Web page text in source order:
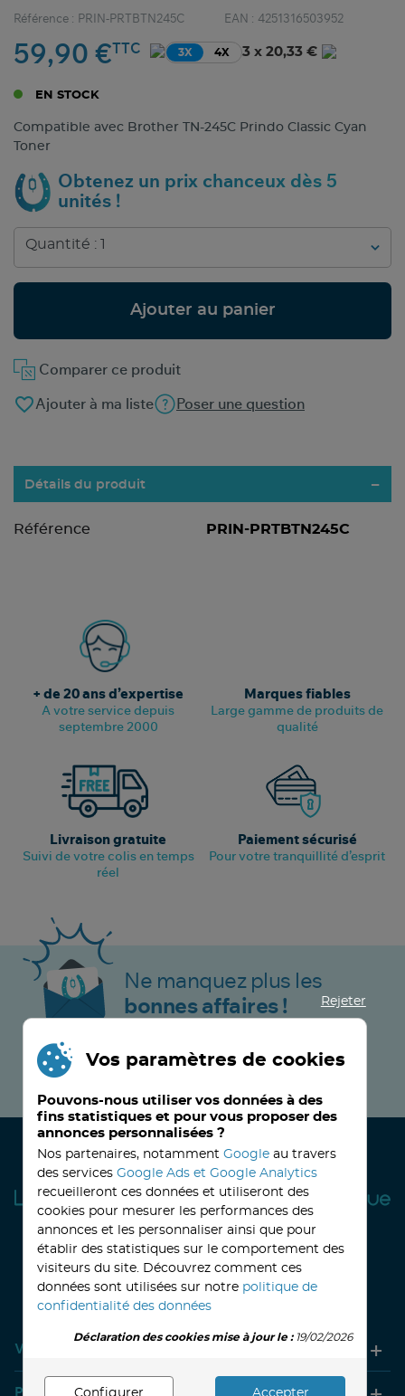
Référence : PRIN-PRTBTN245C EAN : 4251316503952
59,90 €TTC 3X 4X 3 x 20,33 €
EN STOCK
Compatible avec Brother TN-245C Prindo Classic Cyan
Toner
Obtenez un prix chanceux dès 5
unités !
Ajouter au panier
favorite_borderAjouter à ma liste Poser une question
Comparer ce produit
Détails du produit
Référence PRIN-PRTBTN245C
+ de 20 ans d’expertise
A votre service depuis
septembre 2000
Marques fiables
Large gamme de produits de
qualité
Livraison gratuite
Suivi de votre colis en temps
réel
Paiement sécurisé
Pour votre tranquillité d’esprit
Ne manquez plus les
bonnes affaires !
JE M’INSCRIS MAINTENANT !
32, avenue Haussmann33390 BLAYE
Lundi14h-18hMardi à vendredi8h30-12h00 - 14h-18h
Le Samedi9h30 - 12h30
Votre compte
Produits
Rejeter
Vos paramètres de cookies
Pouvons-nous utiliser vos données à des
fins statistiques et pour vous proposer des
annonces personnalisées ?
Nos partenaires, notamment Google au travers
des services Google Ads et Google Analytics
recueilleront ces données et utiliseront des
cookies pour mesurer les performances des
annonces et les personnaliser ainsi que pour
établir des statistiques sur le comportement des
visiteurs du site. Découvrez comment ces
données sont utilisées sur notre politique de
confidentialité des données
Déclaration des cookies mise à jour le :19/02/2026
Configurer Accepter